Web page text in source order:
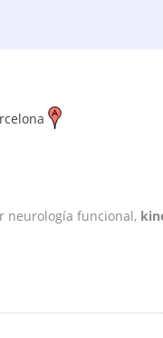
neurología funcional,